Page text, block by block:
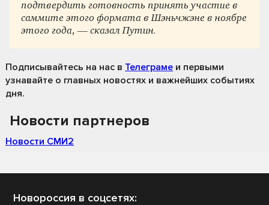
подтвердить готовность принять участие в
саммите этого формата в Шэньчжэне в ноябре
этого года, — сказал Путин.
Подписывайтесь на нас в Телеграме и первыми
узнавайте о главных новостях и важнейших событиях
дня.
Новости партнеров
Новости СМИ2
Новороссия в соцсетях: